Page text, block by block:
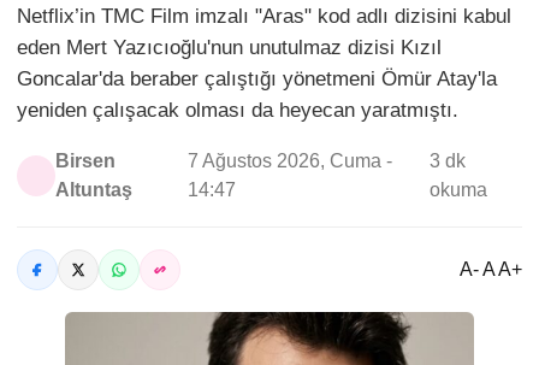
Netflix’in TMC Film imzalı "Aras" kod adlı dizisini kabul
eden Mert Yazıcıoğlu'nun unutulmaz dizisi Kızıl
Goncalar'da beraber çalıştığı yönetmeni Ömür Atay'la
yeniden çalışacak olması da heyecan yaratmıştı.
Birsen
Altuntaş
7 Ağustos 2026, Cuma -
14:47
3 dk
okuma
A- A A+